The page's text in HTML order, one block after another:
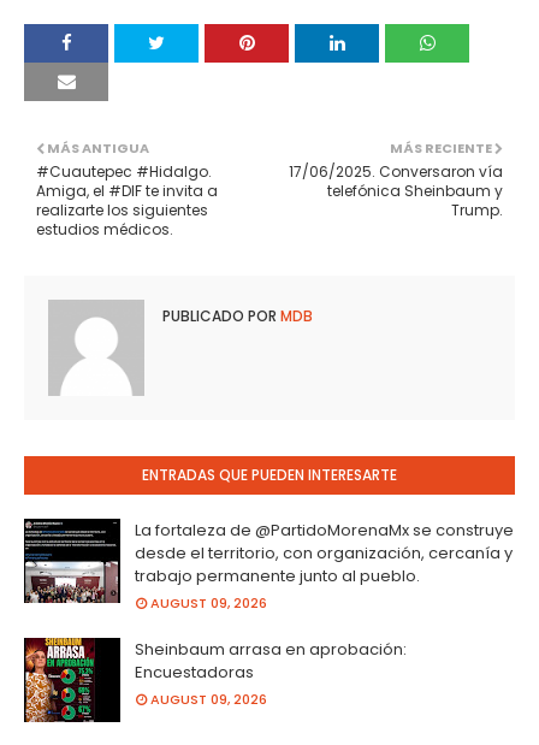
MÁS RECIENTE
17/06/2025. Conversaron vía
telefónica Sheinbaum y
Trump.
MÁS ANTIGUA
#Cuautepec #Hidalgo.
Amiga, el #DIF te invita a
realizarte los siguientes
estudios médicos.
PUBLICADO POR MDB
ENTRADAS QUE PUEDEN INTERESARTE
La fortaleza de @PartidoMorenaMx se construye
desde el territorio, con organización, cercanía y
trabajo permanente junto al pueblo.
AUGUST 09, 2026
Sheinbaum arrasa en aprobación:
Encuestadoras
AUGUST 09, 2026